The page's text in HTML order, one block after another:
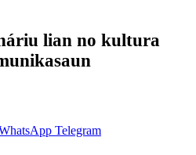
lian no kultura
Telegram